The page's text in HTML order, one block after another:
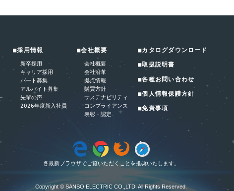
■採用情報
新卒採用
キャリア採用
パート募集
アルバイト募集
先輩の声
2026年度新入社員
■会社概要
会社概要
会社沿革
拠点情報
購買方針
サステナビリティ
コンプライアンス
表彰・認定
■カタログダウンロード
■取扱説明書
■各種お問い合わせ
■個人情報保護方針
■免責事項
各最新ブラウザでご覧いただくことを推奨いたします。
Copyright © SANSO ELECTRIC CO.,LTD. All Rights Reserved.